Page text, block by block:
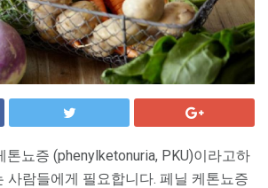
톤뇨증 (phenylketonuria, PKU)이라고하
사람들에게 필요합니다. 페닐 케톤뇨증